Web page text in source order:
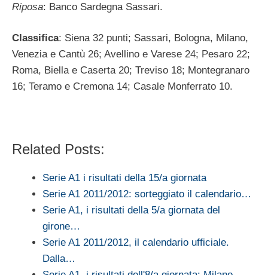
Riposa: Banco Sardegna Sassari.
Classifica: Siena 32 punti; Sassari, Bologna, Milano,
Venezia e Cantù 26; Avellino e Varese 24; Pesaro 22;
Roma, Biella e Caserta 20; Treviso 18; Montegranaro
16; Teramo e Cremona 14; Casale Monferrato 10.
Related Posts:
Serie A1 i risultati della 15/a giornata
Serie A1 2011/2012: sorteggiato il calendario…
Serie A1, i risultati della 5/a giornata del
girone…
Serie A1 2011/2012, il calendario ufficiale.
Dalla…